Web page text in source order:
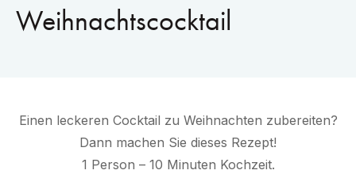
Weihnachtscocktail
Einen leckeren Cocktail zu Weihnachten zubereiten?
Dann machen Sie dieses Rezept!
1 Person – 10 Minuten Kochzeit.